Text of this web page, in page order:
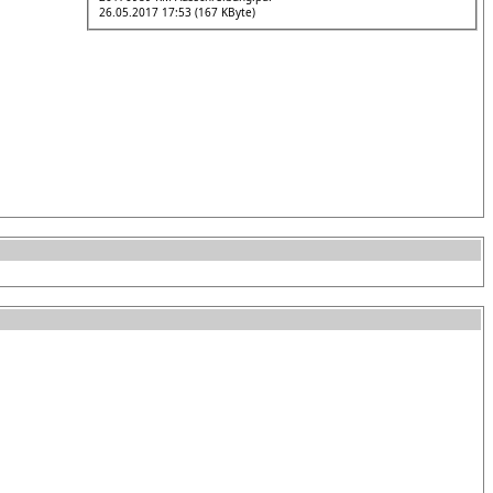
26.05.2017 17:53 (167 KByte)